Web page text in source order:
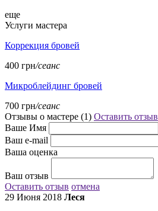
еще
Услуги мастера
Коррекция бровей
400 грн/сеанс
Микроблейдинг бровей
700 грн/сеанс
Отзывы о мастере (1) Оставить отзыв
Ваше Имя
Ваш e-mail
Ваша оценка
Ваш отзыв
Оставить отзыв отмена
29 Июня 2018 Леся